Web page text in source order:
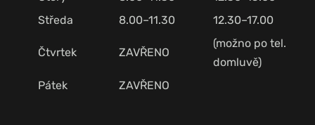
Středa
8.00–11.30 12.30–17.00
Čtvrtek ZAVŘENO
(možno po tel.
domluvě)
Pátek
ZAVŘENO